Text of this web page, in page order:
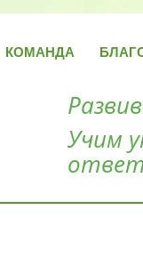
КОМАНДА
Учим